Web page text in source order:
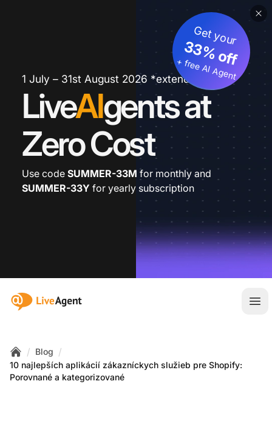
1 July – 31st August 2026 *extended
LiveAIgents at
Zero Cost
Get your
33% off
+ free AI Agent
Use code SUMMER-33M for monthly and
SUMMER-33Y for yearly subscription
:site.title
Home
/ Blog /
10 najlepších aplikácií zákazníckych služieb pre Shopify:
Porovnané a kategorizované